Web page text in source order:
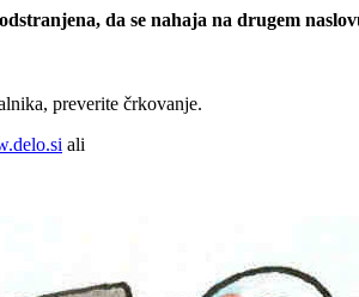
da se nahaja na drugem
preverite črkovanje.
ali